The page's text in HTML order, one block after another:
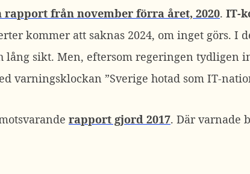
rapport från november förra året, 2020. IT-
kommer att saknas 2024, om inget görs. I
lång sikt. Men, eftersom regeringen tydligen
varningsklockan ”Sverige hotad som IT-
rapport gjord 2017. Där varnade